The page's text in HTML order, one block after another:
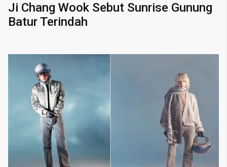
Ji Chang Wook Sebut Sunrise Gunung
Batur Terindah